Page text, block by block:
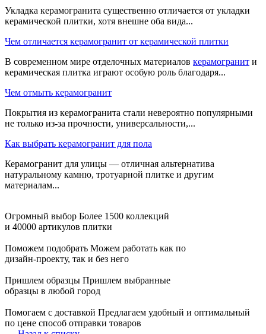
Укладка керамогранита существенно отличается от укладки
керамической плитки, хотя внешне оба вида...
Чем отличается керамогранит от керамической плитки
В современном мире отделочных материалов керамогранит и
керамическая плитка играют особую роль благодаря...
Чем отмыть керамогранит
Покрытия из керамогранита стали невероятно популярными
не только из-за прочности, универсальности,...
Как выбрать керамогранит для пола
Керамогранит для улицы — отличная альтернатива
натуральному камню, тротуарной плитке и другим
материалам...
Огромный выбор Более 1500 коллекций
и 40000 артикулов плитки
Поможем подобрать Можем работать как по
дизайн-проекту, так и без него
Пришлем образцы Пришлем выбранные
образцы в любой город
Помогаем с доставкой Предлагаем удобный и оптимальный
по цене способ отправки товаров